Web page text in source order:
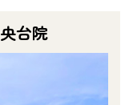
台院